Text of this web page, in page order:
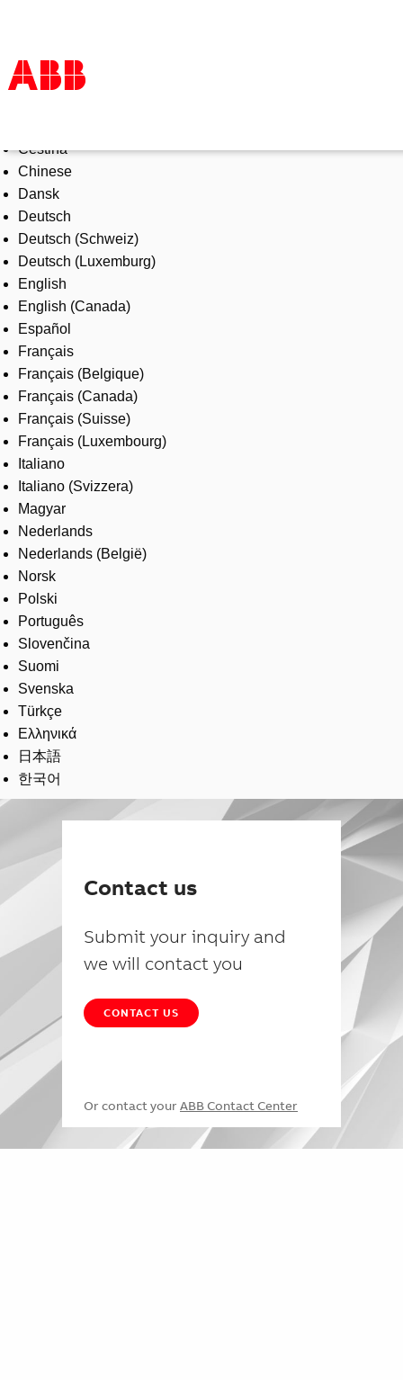
Products & Solutions
Industries
Services
About us
Where to buy
Contact us
Careers
Čeština
Chinese
Dansk
Deutsch
Deutsch (Schweiz)
Deutsch (Luxemburg)
English
English (Canada)
Español
Français
Français (Belgique)
Français (Canada)
Français (Suisse)
Français (Luxembourg)
Italiano
Italiano (Svizzera)
Magyar
Nederlands
Nederlands (België)
Norsk
Polski
Português
Slovenčina
Suomi
Svenska
Türkçe
Ελληνικά
日本語
한국어
Contact us
Submit your inquiry and
we will contact you
CONTACT US
Or contact your ABB Contact Center